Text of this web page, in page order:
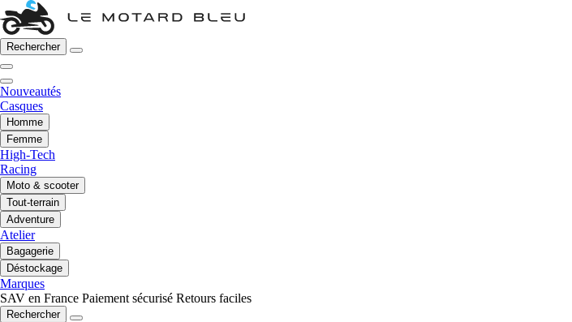
Rechercher
Nouveautés
Casques
Homme
Femme
High-Tech
Racing
Moto & scooter
Tout-terrain
Adventure
Atelier
Bagagerie
Déstockage
Marques
SAV en France Paiement sécurisé Retours faciles
Rechercher